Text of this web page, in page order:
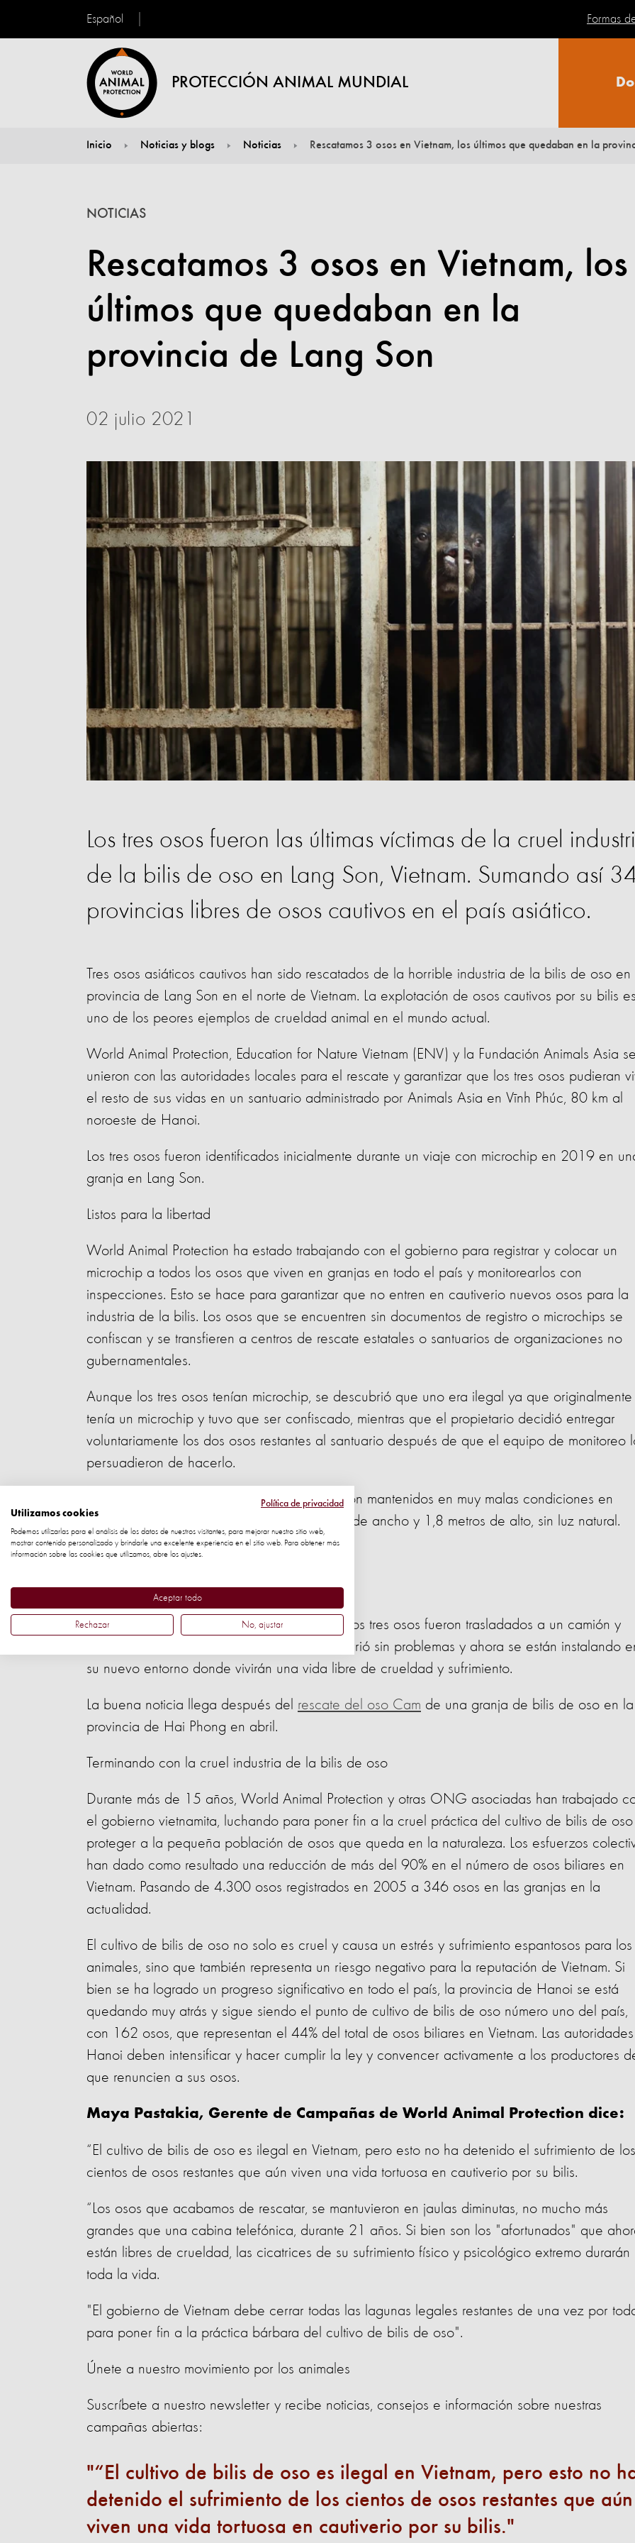
Español
PROTECCIÓN ANIMAL MUNDIAL
Formas
Inicio Noticias y blogs Noticias Rescatamos 3 osos en Vietnam, los últimos que quedaban en la
Rescatamos 3 osos en Vietnam, los
últimos que quedaban en la
provincia de Lang Son
NOTICIAS
02 julio 2021
Los tres osos fueron las últimas víctimas de la cruel
de la bilis de oso en Lang Son, Vietnam. Sumando así
provincias libres de osos cautivos en el país asiático.
Tres osos asiáticos cautivos han sido rescatados de la horrible industria de la bilis de oso en
provincia de Lang Son en el norte de Vietnam. La explotación de osos cautivos por su bilis
uno de los peores ejemplos de crueldad animal en el mundo actual.
World Animal Protection, Education for Nature Vietnam (ENV) y la Fundación Animals Asia
unieron con las autoridades locales para el rescate y garantizar que los tres osos pudieran
el resto de sus vidas en un santuario administrado por Animals Asia en Vĩnh Phúc, 80 km al
noroeste de Hanoi.
Los tres osos fueron identificados inicialmente durante un viaje con microchip en 2019 en
granja en Lang Son.
Listos para la libertad
World Animal Protection ha estado trabajando con el gobierno para registrar y colocar un
microchip a todos los osos que viven en granjas en todo el país y monitorearlos con
inspecciones. Esto se hace para garantizar que no entren en cautiverio nuevos osos para la
industria de la bilis. Los osos que se encuentren sin documentos de registro o microchips se
confiscan y se transfieren a centros de rescate estatales o santuarios de organizaciones no
gubernamentales.
Aunque los tres osos tenían microchip, se descubrió que uno era ilegal ya que
tenía un microchip y tuvo que ser confiscado, mientras que el propietario decidió entregar
voluntariamente los dos osos restantes al santuario después de que el equipo de monitoreo
persuadieron de hacerlo.
Los osos tienen alrededor de 21 años y fueron mantenidos en muy malas condiciones en
pequeñas jaulas de hormigón de 1,5 metros de ancho y 1,8 metros de alto, sin luz natural.
El rescate
El rescate tuvo lugar el viernes 25 de junio. Los tres osos fueron trasladados a un camión y
conducidos al santuario. El transporte transcurrió sin problemas y ahora se están instalando
su nuevo entorno donde vivirán una vida libre de crueldad y sufrimiento.
La buena noticia llega después del rescate del oso Cam de una granja de bilis de oso en la
provincia de Hai Phong en abril.
Terminando con la cruel industria de la bilis de oso
Durante más de 15 años, World Animal Protection y otras ONG asociadas han trabajado
el gobierno vietnamita, luchando para poner fin a la cruel práctica del cultivo de bilis de
proteger a la pequeña población de osos que queda en la naturaleza. Los esfuerzos
han dado como resultado una reducción de más del 90% en el número de osos biliares en
Vietnam. Pasando de 4.300 osos registrados en 2005 a 346 osos en las granjas en la
actualidad.
El cultivo de bilis de oso no solo es cruel y causa un estrés y sufrimiento espantosos para los
animales, sino que también representa un riesgo negativo para la reputación de Vietnam. Si
bien se ha logrado un progreso significativo en todo el país, la provincia de Hanoi se está
quedando muy atrás y sigue siendo el punto de cultivo de bilis de oso número uno del país,
con 162 osos, que representan el 44% del total de osos biliares en Vietnam. Las
Hanoi deben intensificar y hacer cumplir la ley y convencer activamente a los productores
que renuncien a sus osos.
Maya Pastakia, Gerente de Campañas de World Animal Protection dice:
“El cultivo de bilis de oso es ilegal en Vietnam, pero esto no ha detenido el sufrimiento de los
cientos de osos restantes que aún viven una vida tortuosa en cautiverio por su bilis.
“Los osos que acabamos de rescatar, se mantuvieron en jaulas diminutas, no mucho más
grandes que una cabina telefónica, durante 21 años. Si bien son los "afortunados" que
están libres de crueldad, las cicatrices de su sufrimiento físico y psicológico extremo durarán
toda la vida.
"El gobierno de Vietnam debe cerrar todas las lagunas legales restantes de una vez por
para poner fin a la práctica bárbara del cultivo de bilis de oso".
Únete a nuestro movimiento por los animales
Suscríbete a nuestro newsletter y recibe noticias, consejos e información sobre nuestras
campañas abiertas:
“El cultivo de bilis de oso es ilegal en Vietnam, pero esto no
detenido el sufrimiento de los cientos de osos restantes que aún
viven una vida tortuosa en cautiverio por su bilis.
Política de privacidad
Utilizamos cookies
Podemos utilizarlas para el análisis de los datos de nuestros visitantes, para mejorar nuestro sitio web,
mostrar contenido personalizado y brindarle una excelente experiencia en el sitio web. Para obtener más
información sobre las cookies que utilizamos, abre los ajustes.
Aceptar todo
Rechazar No, ajustar